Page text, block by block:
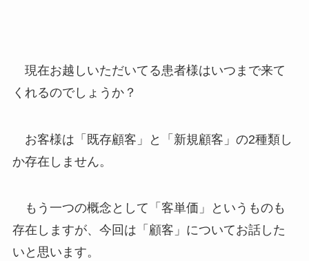
現在お越しいただいてる患者様はいつまで来て
くれるのでしょうか？
お客様は「既存顧客」と「新規顧客」の2種類し
か存在しません。
もう一つの概念として「客単価」というものも
存在しますが、今回は「顧客」についてお話した
いと思います。